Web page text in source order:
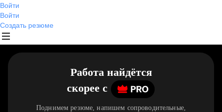
Войти
Войти
Создать резюме
Работа найдётся
скорее c
Поднимем резюме, напишем сопроводительные,